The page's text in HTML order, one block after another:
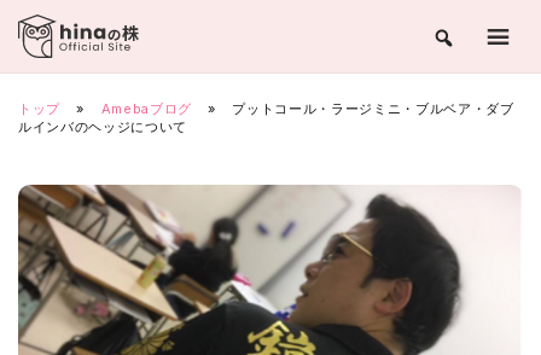
Skip
content
トップ » Amebaブログ »
プットコール・ラージミニ・ブルベア・ダブ
ルインバのヘッジについて